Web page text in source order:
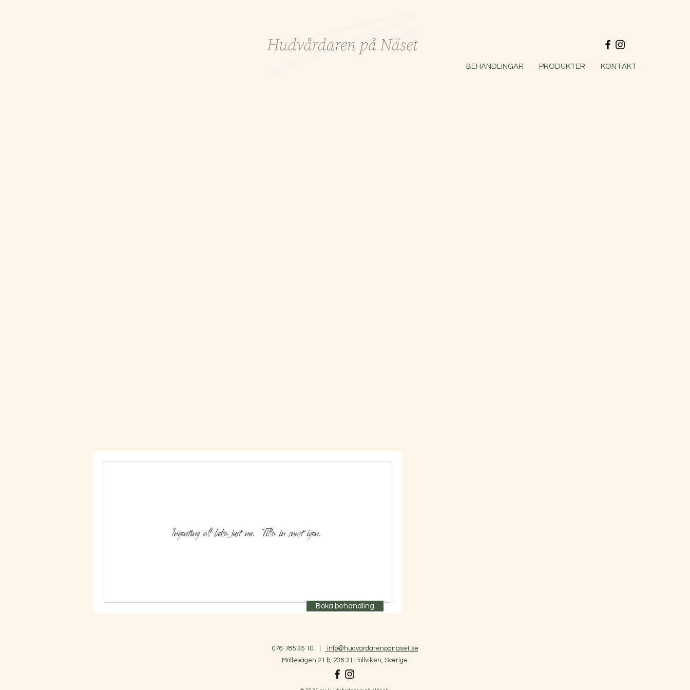
BEHANDLINGAR PRODUKTER KONTAKT
Ingenting att boka just nu. Titta in snart igen.
Boka behandling
076-785 35 10
info@hudvardarenpanaset.se
Möllevägen 21 b, 236 31 Höllviken, Sverige